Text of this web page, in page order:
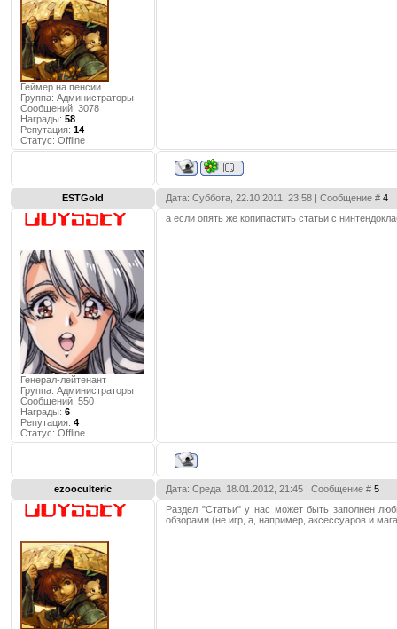
Геймер на пенсии
Группа: Администраторы
Сообщений: 3078
Награды: 58
Репутация: 14
Статус: Offline
ESTGold Дата: Суббота, 22.10.2011, 23:58 | Сообщение # 4
Генерал-лейтенант
Группа: Администраторы
Сообщений: 550
Награды: 6
Репутация: 4
Статус: Offline
а если опять же копипастить статьи с
ezooculteric Дата: Среда, 18.01.2012, 21:45 | Сообщение # 5
Раздел "Статьи" у нас может быть заполнен
обзорами (не игр, а, например, аксессуаров и